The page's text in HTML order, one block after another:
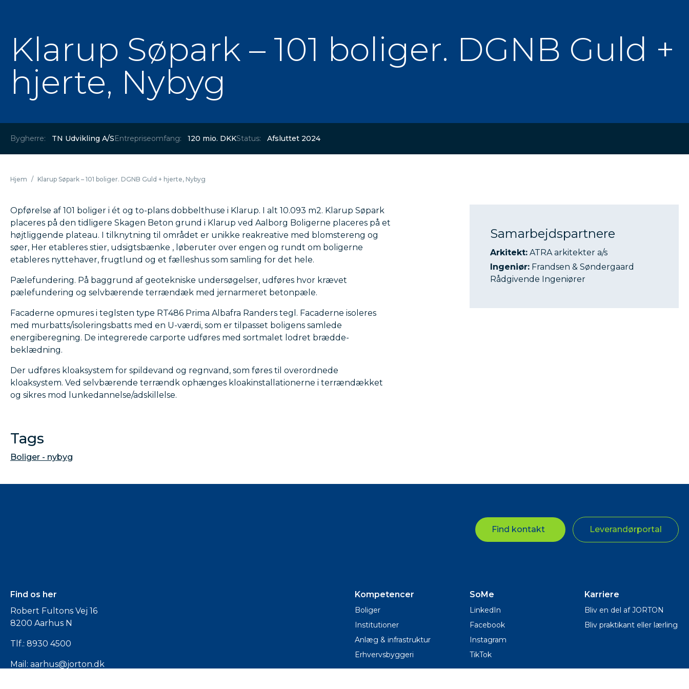
Klarup Søpark – 101 boliger. DGNB Guld +
hjerte, Nybyg
Bygherre: TN Udvikling A/SEntrepriseomfang: 120 mio. DKKStatus: Afsluttet 2024
Hjem / Klarup Søpark – 101 boliger. DGNB Guld + hjerte, Nybyg
Opførelse af 101 boliger i ét og to-plans dobbelthuse i Klarup. I alt 10.093 m2. Klarup Søpark
placeres på den tidligere Skagen Beton grund i Klarup ved Aalborg Boligerne placeres på et
højtliggende plateau. I tilknytning til området er unikke reakreative med blomstereng og
søer, Her etableres stier, udsigtsbænke , løberuter over engen og rundt om boligerne
etableres nyttehaver, frugtlund og et fælleshus som samling for det hele.
Pælefundering. På baggrund af geotekniske undersøgelser, udføres hvor krævet
pælefundering og selvbærende terrændæk med jernarmeret betonpæle.
Facaderne opmures i teglsten type RT486 Prima Albafra Randers tegl. Facaderne isoleres
med murbatts/isoleringsbatts med en U-værdi, som er tilpasset boligens samlede
energiberegning. De integrerede carporte udføres med sortmalet lodret brædde-
beklædning.
Der udføres kloaksystem for spildevand og regnvand, som føres til overordnede
kloaksystem. Ved selvbærende terrændk ophænges kloakinstallationerne i terrændækket
og sikres mod lunkedannelse/adskillelse.
Tags
Boliger - nybyg
Samarbejdspartnere
Arkitekt: ATRA arkitekter a/s
Ingeniør: Frandsen & Søndergaard
Rådgivende Ingeniører
Find kontakt Leverandørportal
Find os her
Robert Fultons Vej 16
8200 Aarhus N
Tlf.: 8930 4500
Mail: aarhus@jorton.dk
Kompetencer
Boliger
Institutioner
Anlæg & infrastruktur
Erhvervsbyggeri
SoMe
LinkedIn
Facebook
Instagram
TikTok
Karriere
Bliv en del af JORTON
Bliv praktikant eller lærling